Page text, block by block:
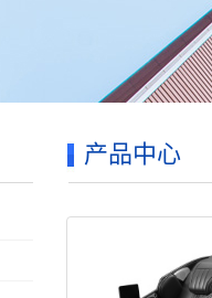
产品中心